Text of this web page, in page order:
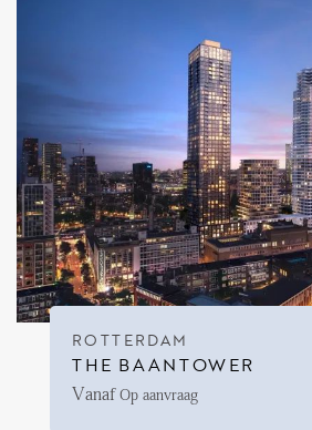
ROTTERDAM
THE BAANTOWER
Vanaf Op aanvraag
Verkoop
Nieuwbouw
NIEUWS
LOCAL LIFE
OVER ONS